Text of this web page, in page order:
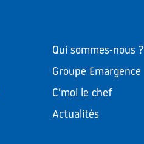
Qui sommes-nous ?
Groupe Emargence
C’moi le chef
Actualités